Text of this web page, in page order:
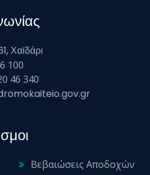
Χαϊδάρι
100
46 340
Βεβαιώσεις Αποδοχών